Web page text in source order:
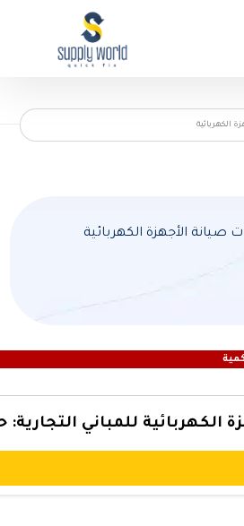
الكهربائية
الكهربائية للمباني